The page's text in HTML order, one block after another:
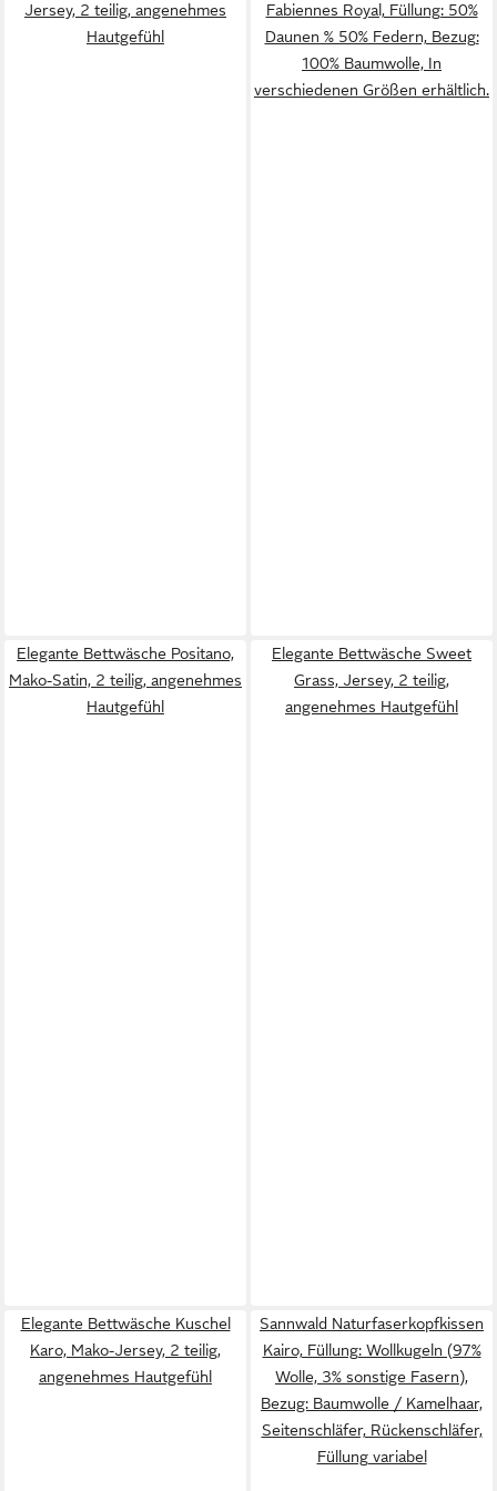
Jersey, 2 teilig, angenehmes
Hautgefühl
Fabiennes Royal, Füllung: 50%
Daunen % 50% Federn, Bezug:
100% Baumwolle, In
verschiedenen Größen erhältlich.
Elegante Bettwäsche Positano,
Mako-Satin, 2 teilig, angenehmes
Hautgefühl
Elegante Bettwäsche Sweet
Grass, Jersey, 2 teilig,
angenehmes Hautgefühl
Elegante Bettwäsche Kuschel
Karo, Mako-Jersey, 2 teilig,
angenehmes Hautgefühl
Sannwald Naturfaserkopfkissen
Kairo, Füllung: Wollkugeln (97%
Wolle, 3% sonstige Fasern),
Bezug: Baumwolle / Kamelhaar,
Seitenschläfer, Rückenschläfer,
Füllung variabel